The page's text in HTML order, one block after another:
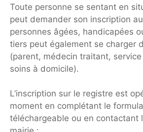
Toute personne se sentant en
peut demander son inscription
personnes âgées, handicapées
tiers peut également se charger
(parent, médecin traitant, service
soins à domicile).
L’inscription sur le registre est
moment en complétant le
téléchargeable ou en contactant